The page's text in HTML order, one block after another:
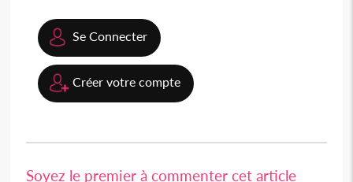
Se Connecter
Créer votre compte
Soyez le premier à commenter cet article